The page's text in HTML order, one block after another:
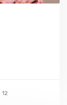
12